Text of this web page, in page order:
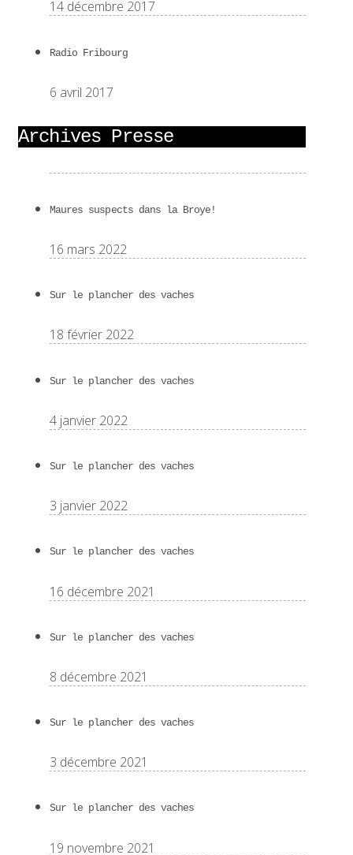
14 décembre 2017
Radio Fribourg
6 avril 2017
Archives Presse
Maures suspects dans la Broye!
16 mars 2022
Sur le plancher des vaches
18 février 2022
Sur le plancher des vaches
4 janvier 2022
Sur le plancher des vaches
3 janvier 2022
Sur le plancher des vaches
16 décembre 2021
Sur le plancher des vaches
8 décembre 2021
Sur le plancher des vaches
3 décembre 2021
Sur le plancher des vaches
19 novembre 2021